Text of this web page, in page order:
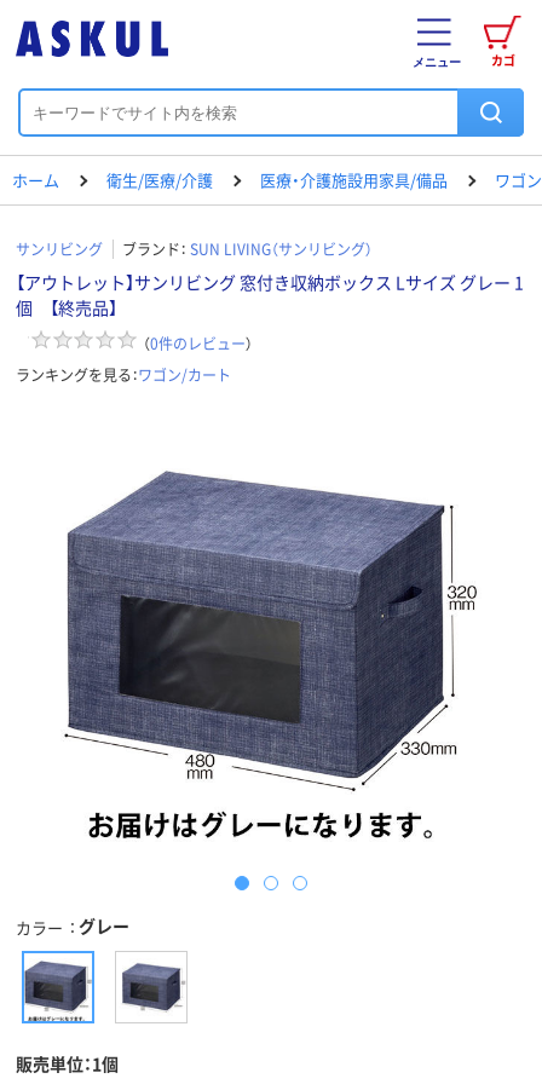
カゴ
メニュー
ホーム 衛生/医療/介護 医療・介護施設用家具/備品 ワゴ
サンリビング ブランド： SUN LIVING（サンリビング）
【アウトレット】サンリビング 窓付き収納ボックス Lサイズ グレー 1
個 【終売品】
（0件のレビュー）
ランキングを見る：ワゴン/カート
カラー グレー
販売単位：1個